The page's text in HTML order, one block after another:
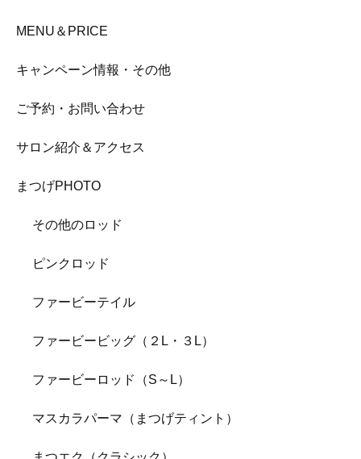
MENU＆PRICE
キャンペーン情報・その他
ご予約・お問い合わせ
サロン紹介＆アクセス
まつげPHOTO
その他のロッド
ピンクロッド
ファービーテイル
ファービービッグ（２L・３L）
ファービーロッド（S～L）
マスカラパーマ（まつげティント）